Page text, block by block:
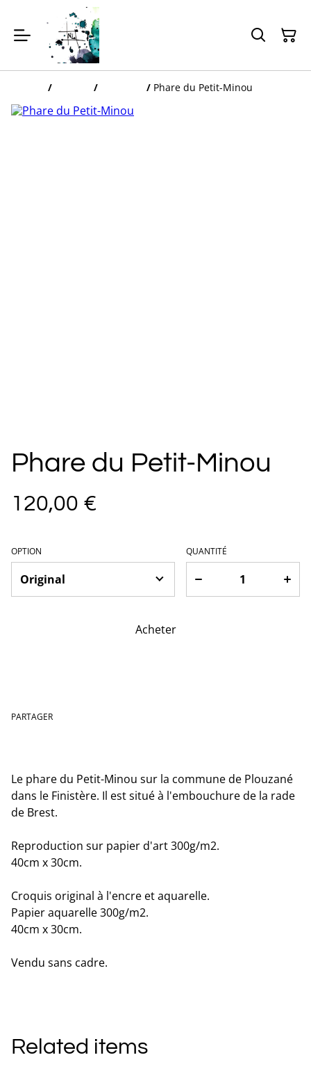
/ / / Phare du Petit-Minou
Phare du Petit-Minou
120,00 €
OPTION QUANTITÉ
Acheter
PARTAGER
Le phare du Petit-Minou sur la commune de Plouzané
dans le Finistère. Il est situé à l'embouchure de la rade
de Brest.
Reproduction sur papier d'art 300g/m2.
40cm x 30cm.
Croquis original à l'encre et aquarelle.
Papier aquarelle 300g/m2.
40cm x 30cm.
Vendu sans cadre.
Related items